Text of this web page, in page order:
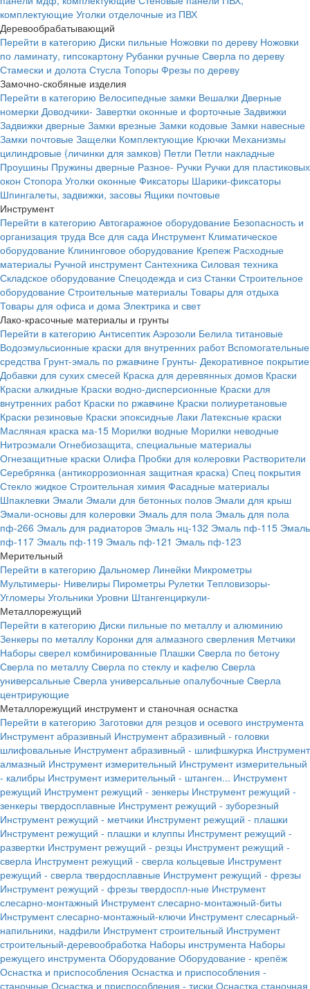
комплектующие Уголки отделочные из ПВХ
Деревообрабатывающий
Перейти в категорию Диски пильные Ножовки по дереву Ножовки
по ламинату, гипсокартону Рубанки ручные Сверла по дереву
Стамески и долота Стусла Топоры Фрезы по дереву
Замочно-скобяные изделия
Перейти в категорию Велосипедные замки Вешалки Дверные
номерки Доводчики- Завертки оконные и форточные Задвижки
Задвижки дверные Замки врезные Замки кодовые Замки навесные
Замки почтовые Защелки Комплектующие Крючки Механизмы
цилиндровые (личинки для замков) Петли Петли накладные
Проушины Пружины дверные Разное- Ручки Ручки для пластиковых
окон Стопора Уголки оконные Фиксаторы Шарики-фиксаторы
Шпингалеты, задвижки, засовы Ящики почтовые
Инструмент
Перейти в категорию Автогаражное оборудование Безопасность и
организация труда Все для сада Инструмент Климатическое
оборудование Клининговое оборудование Крепеж Расходные
материалы Ручной инструмент Сантехника Силовая техника
Складское оборудование Спецодежда и сиз Станки Строительное
оборудование Строительные материалы Товары для отдыха
Товары для офиса и дома Электрика и свет
Лако-красочные материалы и грунты
Перейти в категорию Антисептик Аэрозоли Белила титановые
Водоэмульсионные краски для внутренних работ Вспомогательные
средства Грунт-эмаль по ржавчине Грунты- Декоративное покрытие
Добавки для сухих смесей Краска для деревянных домов Краски
Краски алкидные Краски водно-дисперсионные Краски для
внутренних работ Краски по ржавчине Краски полиуретановые
Краски резиновые Краски эпоксидные Лаки Латексные краски
Масляная краска ма-15 Морилки водные Морилки неводные
Нитроэмали Огнебиозащита, специальные материалы
Огнезащитные краски Олифа Пробки для колеровки Растворители
Серебрянка (антикоррозионная защитная краска) Спец покрытия
Стекло жидкое Строительная химия Фасадные материалы
Шпаклевки Эмали Эмали для бетонных полов Эмали для крыш
Эмали-основы для колеровки Эмаль для пола Эмаль для пола
пф-266 Эмаль для радиаторов Эмаль нц-132 Эмаль пф-115 Эмаль
пф-117 Эмаль пф-119 Эмаль пф-121 Эмаль пф-123
Мерительный
Перейти в категорию Дальномер Линейки Микрометры
Мультимеры- Нивелиры Пирометры Рулетки Тепловизоры-
Угломеры Угольники Уровни Штангенциркули-
Металлорежущий
Перейти в категорию Диски пильные по металлу и алюминию
Зенкеры по металлу Коронки для алмазного сверления Метчики
Наборы сверел комбинированные Плашки Сверла по бетону
Сверла по металлу Сверла по стеклу и кафелю Сверла
универсальные Сверла универсальные опалубочные Сверла
центрирующие
Металлорежущий инструмент и станочная оснастка
Перейти в категорию Заготовки для резцов и осевого инструмента
Инструмент абразивный Инструмент абразивный - головки
шлифовальные Инструмент абразивный - шлифшкурка Инструмент
алмазный Инструмент измерительный Инструмент измерительный
- калибры Инструмент измерительный - штанген... Инструмент
режущий Инструмент режущий - зенкеры Инструмент режущий -
зенкеры твердосплавные Инструмент режущий - зуборезный
Инструмент режущий - метчики Инструмент режущий - плашки
Инструмент режущий - плашки и клуппы Инструмент режущий -
развертки Инструмент режущий - резцы Инструмент режущий -
сверла Инструмент режущий - сверла кольцевые Инструмент
режущий - сверла твердосплавные Инструмент режущий - фрезы
Инструмент режущий - фрезы твердоспл-ные Инструмент
слесарно-монтажный Инструмент слесарно-монтажный-биты
Инструмент слесарно-монтажный-ключи Инструмент слесарный-
напильники, надфили Инструмент строительный Инструмент
строительный-деревообработка Наборы инструмента Наборы
режущего инструмента Оборудование Оборудование - крепёж
Оснастка и приспособления Оснастка и приспособления -
станочные Оснастка и приспособления - тиски Оснастка станочная